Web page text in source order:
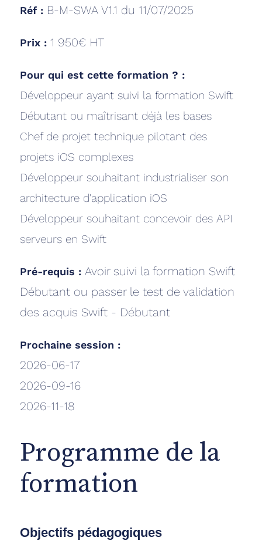
Réf : B-M-SWA V1.1 du 11/07/2025
Prix : 1 950€ HT
Pour qui est cette formation ? :
Développeur ayant suivi la formation Swift
Débutant ou maîtrisant déjà les bases
Chef de projet technique pilotant des
projets iOS complexes
Développeur souhaitant industrialiser son
architecture d'application iOS
Développeur souhaitant concevoir des API
serveurs en Swift
Pré-requis : Avoir suivi la formation Swift
Débutant ou passer le test de validation
des acquis Swift - Débutant
Prochaine session :
2026-06-17
2026-09-16
2026-11-18
Programme de la
formation
Objectifs pédagogiques